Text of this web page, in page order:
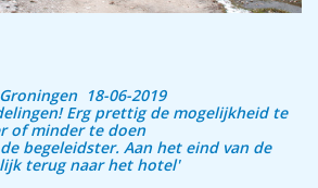
18-06-2019
Erg prettig de mogelijkheid te
of minder te doen
begeleidster. Aan het eind van de
terug naar het hotel'